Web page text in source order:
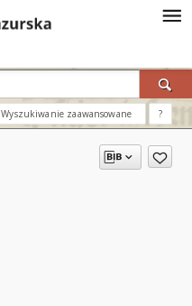
Wyszukiwanie zaawansowane ?